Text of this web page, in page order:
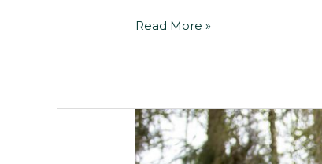
Bruiloft
|
Gasselte
Read More »